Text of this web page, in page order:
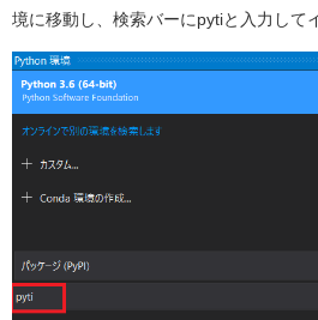
境に移動し、検索バーにpytiと入力して